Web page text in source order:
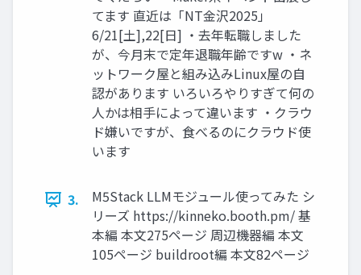
てます 直近は「NT金沢2025」
6/21[土],22[日] ・去年転職しました
が、今月末で定年退職年齢ですw ・ネ
ットワーク屋と組み込みLinux屋の自
認があります いろいろやりすぎて何の
人かは相手によって違います ・クラウ
ド嫌いですが、食べるのにクラウド使
います
3.
M5Stack LLMモジュール使ってみた シ
リーズ https://kinneko.booth.pm/ 基
本編 本文275ページ 周辺機器編 本文
105ページ buildroot編 本文82ページ